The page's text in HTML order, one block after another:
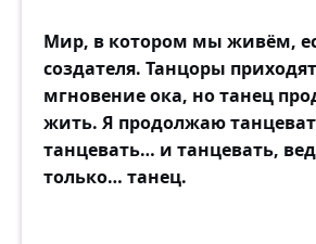
Мир, в котором мы живём,
создателя. Танцоры
мгновение ока, но танец
жить. Я продолжаю
танцевать… и танцевать,
только… танец.